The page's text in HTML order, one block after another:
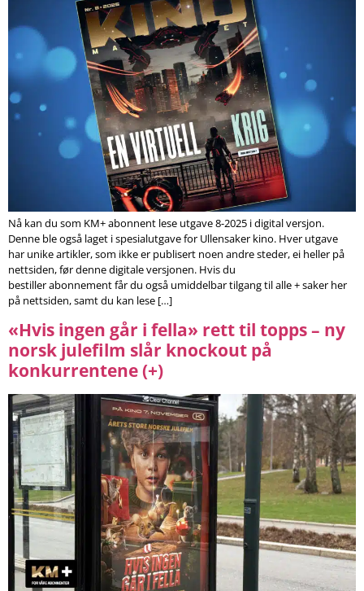
Nå kan du som KM+ abonnent lese utgave 8-2025 i digital versjon.
Denne ble også laget i spesialutgave for Ullensaker kino. Hver utgave
har unike artikler, som ikke er publisert noen andre steder, ei heller på
nettsiden, før denne digitale versjonen. Hvis du
bestiller abonnement får du også umiddelbar tilgang til alle + saker her
på nettsiden, samt du kan lese […]
«Hvis ingen går i fella» rett til topps – ny
norsk julefilm slår knockout på
konkurrentene (+)